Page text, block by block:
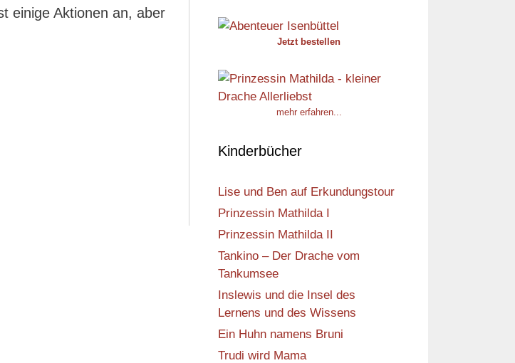
einige Aktionen an, aber
Jetzt bestellen
mehr erfahren...
Kinderbücher
Lise und Ben auf Erkundungstour
Prinzessin Mathilda I
Prinzessin Mathilda II
Tankino – Der Drache vom
Tankumsee
Inslewis und die Insel des
Lernens und des Wissens
Ein Huhn namens Bruni
Trudi wird Mama